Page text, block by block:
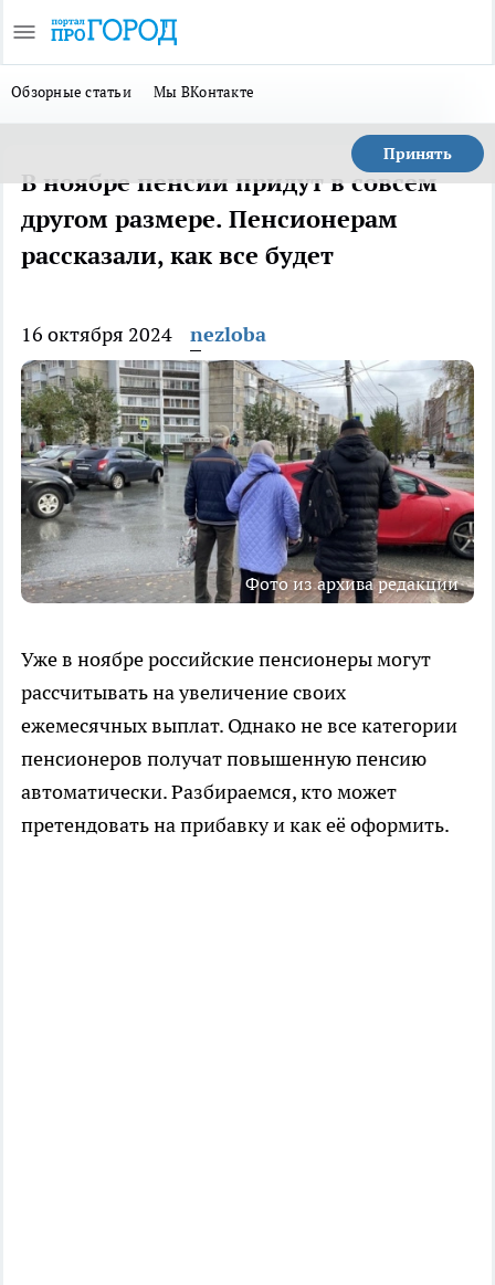
Обзорные статьи Мы ВКонтакте
Принять
В ноябре пенсии придут в совсем
другом размере. Пенсионерам
рассказали, как все будет
16 октября 2024 nezloba
Фото из архива редакции
Уже в ноябре российские пенсионеры могут
рассчитывать на увеличение своих
ежемесячных выплат. Однако не все категории
пенсионеров получат повышенную пенсию
автоматически. Разбираемся, кто может
претендовать на прибавку и как её оформить.